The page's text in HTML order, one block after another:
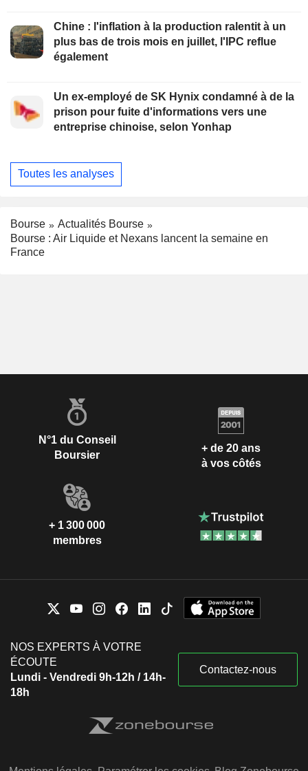
Chine : l'inflation à la production ralentit à un
plus bas de trois mois en juillet, l'IPC reflue
également
Un ex-employé de SK Hynix condamné à de la
prison pour fuite d'informations vers une
entreprise chinoise, selon Yonhap
Toutes les analyses
Bourse
Actualités Bourse
Bourse : Air Liquide et Nexans lancent la semaine en
France
N°1 du Conseil
Boursier
+ de 20 ans
à vos côtés
+ 1 300 000
membres
NOS EXPERTS À VOTRE
ÉCOUTE
Lundi - Vendredi 9h-12h / 14h-
18h
Contactez-nous